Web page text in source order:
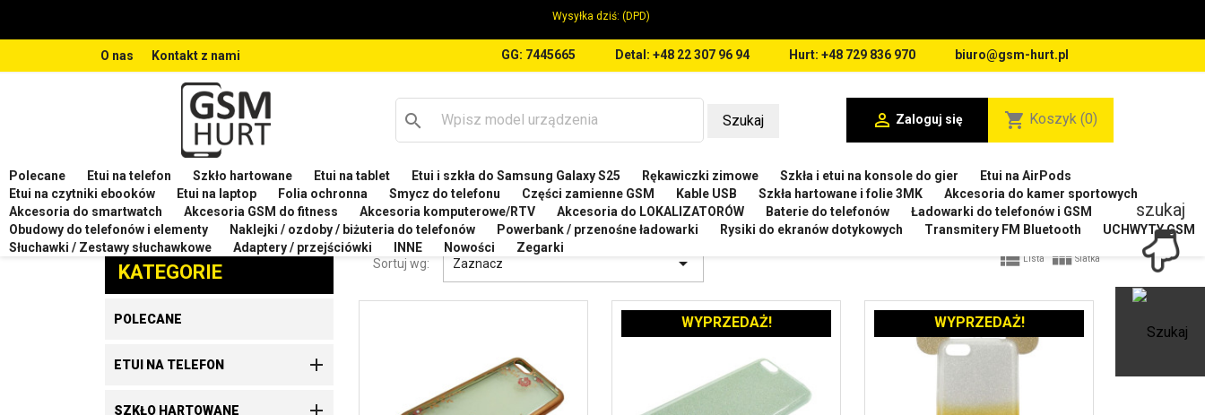
Wysyłka dziś: (DPD)
O nas Kontakt z nami GG: 7445665 Detal: +48 22 307 96 94 Hurt: +48 729 836 970 biuro@gsm-hurt.pl
search Szukaj  Zaloguj się shopping_cart Koszyk (0)
Polecane Etui na telefon Szkło hartowane Etui na tablet Etui i szkła do Samsung Galaxy S25 Rękawiczki zimowe Szkła i etui na konsole do gier
Etui na AirPods
Etui na czytniki ebooków
Etui na laptop Folia ochronna Smycz do telefonu Części zamienne GSM Kable USB Szkła hartowane i folie 3MK
Akcesoria do kamer sportowych
Akcesoria do smartwatch
Akcesoria GSM do fitness Akcesoria komputerowe/RTV Akcesoria do LOKALIZATORÓW Baterie do telefonów
Ładowarki do telefonów i GSM
Obudowy do telefonów i elementy
Naklejki / ozdoby / biżuteria do telefonów Powerbank / przenośne ładowarki Rysiki do ekranów dotykowych Transmitery FM Bluetooth
UCHWYTY GSM
Słuchawki / Zestawy słuchawkowe
Adaptery / przejściówki INNE Nowości Zegarki
Strona główna Etui na telefon Etui na telefon HUAWEI Etui do Huawei Y5 2018
Zaproponuj produkt
KATEGORIE
POLECANE
ETUI NA TELEFON 
SZKŁO HARTOWANE 
ETUI DO HUAWEI Y5 2018
Sortuj wg: Zaznacz   Lista  Siatka
WYPRZEDAŻ! WYPRZEDAŻ!
szukaj